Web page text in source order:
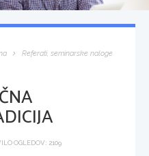
Referati, seminarske naloge
OGLEDOV: 2109